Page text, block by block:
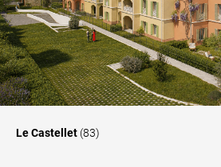
Le Castellet (83)